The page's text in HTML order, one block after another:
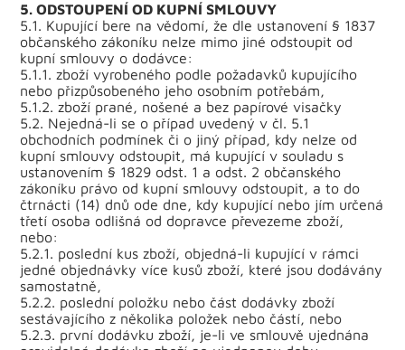
5. ODSTOUPENÍ OD KUPNÍ SMLOUVY
5.1. Kupující bere na vědomí, že dle ustanovení § 1837
občanského zákoníku nelze mimo jiné odstoupit od
kupní smlouvy o dodávce:
5.1.1. zboží vyrobeného podle požadavků kupujícího
nebo přizpůsobeného jeho osobním potřebám,
5.1.2. zboží prané, nošené a bez papírové visačky
5.2. Nejedná-li se o případ uvedený v čl. 5.1
obchodních podmínek či o jiný případ, kdy nelze od
kupní smlouvy odstoupit, má kupující v souladu s
ustanovením § 1829 odst. 1 a odst. 2 občanského
zákoníku právo od kupní smlouvy odstoupit, a to do
čtrnácti (14) dnů ode dne, kdy kupující nebo jím určená
třetí osoba odlišná od dopravce převezeme zboží,
nebo:
5.2.1. poslední kus zboží, objedná-li kupující v rámci
jedné objednávky více kusů zboží, které jsou dodávány
samostatně,
5.2.2. poslední položku nebo část dodávky zboží
sestávajícího z několika položek nebo částí, nebo
5.2.3. první dodávku zboží, je-li ve smlouvě ujednána